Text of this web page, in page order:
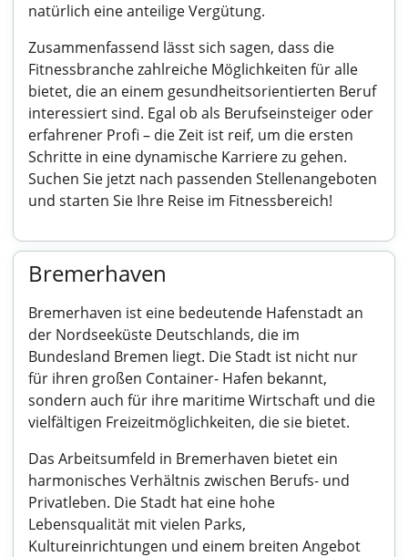
natürlich eine anteilige Vergütung.
Zusammenfassend lässt sich sagen, dass die
Fitnessbranche zahlreiche Möglichkeiten für alle
bietet, die an einem gesundheitsorientierten Beruf
interessiert sind. Egal ob als Berufseinsteiger oder
erfahrener Profi – die Zeit ist reif, um die ersten
Schritte in eine dynamische Karriere zu gehen.
Suchen Sie jetzt nach passenden Stellenangeboten
und starten Sie Ihre Reise im Fitnessbereich!
Bremerhaven
Bremerhaven ist eine bedeutende Hafenstadt an
der Nordseeküste Deutschlands, die im
Bundesland Bremen liegt. Die Stadt ist nicht nur
für ihren großen Container- Hafen bekannt,
sondern auch für ihre maritime Wirtschaft und die
vielfältigen Freizeitmöglichkeiten, die sie bietet.
Das Arbeitsumfeld in Bremerhaven bietet ein
harmonisches Verhältnis zwischen Berufs- und
Privatleben. Die Stadt hat eine hohe
Lebensqualität mit vielen Parks,
Kultureinrichtungen und einem breiten Angebot